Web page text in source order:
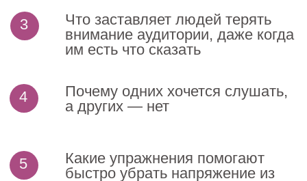
Основатель и преподаватель
Актриса театра и кино, диктор, ведущая
международных мероприятий.
Основатель школы речи «Глаголь»